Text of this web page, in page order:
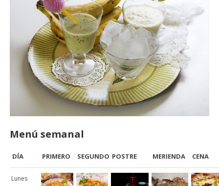
Menú semanal
DÍA PRIMERO SEGUNDO POSTRE MERIENDA CENA
Lunes